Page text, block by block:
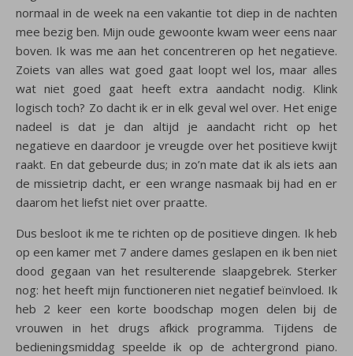
normaal in de week na een vakantie tot diep in de nachten
mee bezig ben. Mijn oude gewoonte kwam weer eens naar
boven. Ik was me aan het concentreren op het negatieve.
Zoiets van alles wat goed gaat loopt wel los, maar alles
wat niet goed gaat heeft extra aandacht nodig. Klink
logisch toch? Zo dacht ik er in elk geval wel over. Het enige
nadeel is dat je dan altijd je aandacht richt op het
negatieve en daardoor je vreugde over het positieve kwijt
raakt. En dat gebeurde dus; in zo’n mate dat ik als iets aan
de missietrip dacht, er een wrange nasmaak bij had en er
daarom het liefst niet over praatte.
Dus besloot ik me te richten op de positieve dingen. Ik heb
op een kamer met 7 andere dames geslapen en ik ben niet
dood gegaan van het resulterende slaapgebrek. Sterker
nog: het heeft mijn functioneren niet negatief beïnvloed. Ik
heb 2 keer een korte boodschap mogen delen bij de
vrouwen in het drugs afkick programma. Tijdens de
bedieningsmiddag speelde ik op de achtergrond piano.